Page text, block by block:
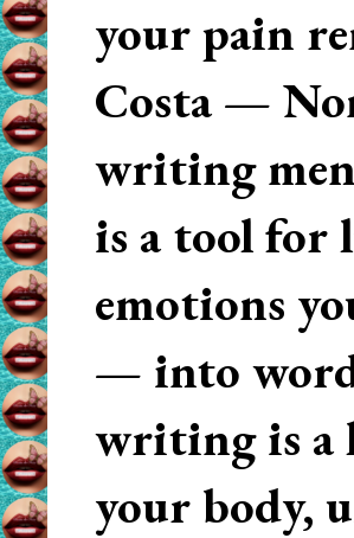
your pain
Costa —
writing
is a tool for
emotions
— into
writing is a
your body,